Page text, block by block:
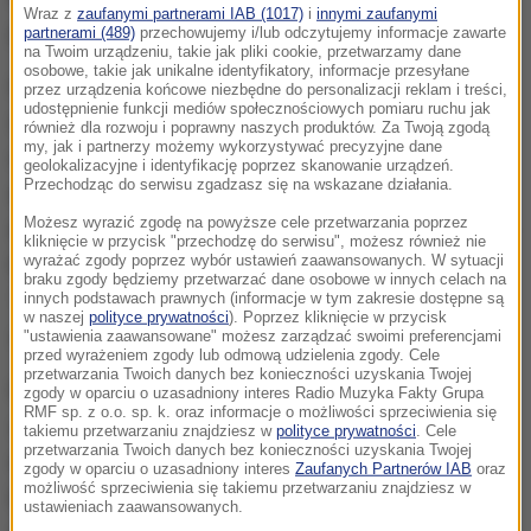
przystosowanej do wymogów policji.
Policyjna wersja tej maszyny jest jednoosobowa, a
miejsce pasażera zajmuje zintegrowany z centralą
radiową kufer. Jednoślady zasilane są
dwucylindrowym silnikiem o pojemności 1254 cm
sześć.Silnik daje kierującemu do wykorzystania 136
koni mechanicznych, moment obrotowy o wartości
143 Nm skutecznie rozpędza motocykl -
zaznaczono w policyjnej notatce.
Maszyny zostały pomalowane w nowe barwy,
zostaływzbogacone o wiele elementów
odblaskowych, a także sygnały uprzywilejowania
LED- z przodu i z tyłu - koloru niebieskiego i
Wraz z zaufanymi partnerami IAB (1017) i innymi zaufanymi
partnerami (489) przechowujemy i/lub odczytujemy informacje zawarte
na Twoim urządzeniu, takie jak pliki cookie, przetwarzamy dane
osobowe, takie jak unikalne identyfikatory, informacje przesyłane
przez urządzenia końcowe niezbędne do personalizacji reklam i treści,
udostępnienie funkcji mediów społecznościowych pomiaru ruchu jak
również dla rozwoju i poprawny naszych produktów. Za Twoją zgodą
my, jak i partnerzy możemy wykorzystywać precyzyjne dane
geolokalizacyjne i identyfikację poprzez skanowanie urządzeń.
Przechodząc do serwisu zgadzasz się na wskazane działania.
Możesz wyrazić zgodę na powyższe cele przetwarzania poprzez
kliknięcie w przycisk "przechodzę do serwisu", możesz również nie
wyrażać zgody poprzez wybór ustawień zaawansowanych. W sytuacji
braku zgody będziemy przetwarzać dane osobowe w innych celach na
innych podstawach prawnych (informacje w tym zakresie dostępne są
w naszej polityce prywatności). Poprzez kliknięcie w przycisk
"ustawienia zaawansowane" możesz zarządzać swoimi preferencjami
przed wyrażeniem zgody lub odmową udzielenia zgody. Cele
przetwarzania Twoich danych bez konieczności uzyskania Twojej
zgody w oparciu o uzasadniony interes Radio Muzyka Fakty Grupa
RMF sp. z o.o. sp. k. oraz informacje o możliwości sprzeciwienia się
takiemu przetwarzaniu znajdziesz w polityce prywatności . Cele
przetwarzania Twoich danych bez konieczności uzyskania Twojej
zgody w oparciu o uzasadniony interes Zaufanych Partnerów IAB oraz
możliwość sprzeciwienia się takiemu przetwarzaniu znajdziesz w
ustawieniach zaawansowanych.